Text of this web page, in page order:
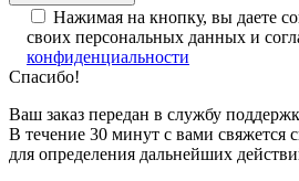
Нажимая на кнопку, вы даете
своих персональных данных и
конфиденциальности
Спасибо!
Ваш заказ передан в службу
В течение 30 минут с вами свяжется
для определения дальнейших